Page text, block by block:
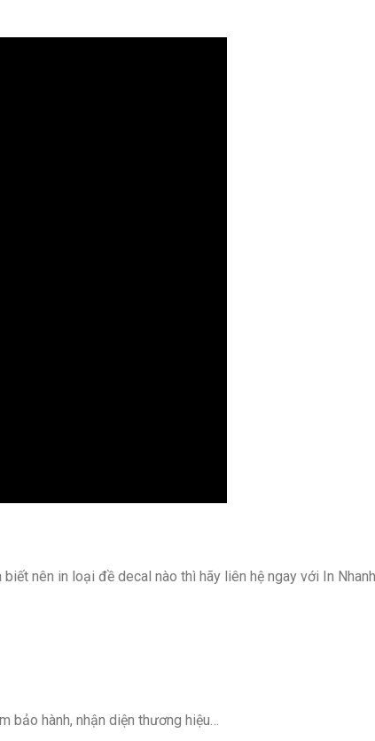
nên in loại đề decal nào thì hãy liên hệ ngay với In
bảo hành, nhận diện thương hiệu…